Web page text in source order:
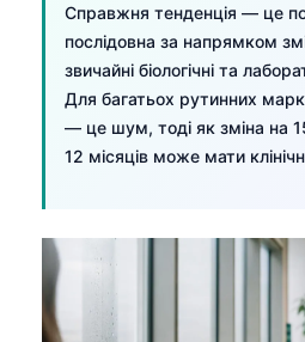
Справжня тенденція — це
послідовна за напрямком
звичайні біологічні та
Для багатьох рутинних
— це шум, тоді як зміна на
12 місяців може мати